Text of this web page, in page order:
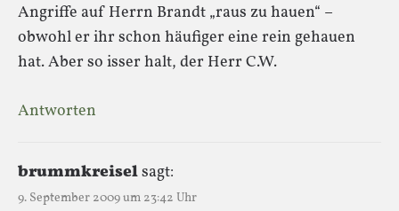
Angriffe auf Herrn Brandt „raus zu hauen“ –
obwohl er ihr schon häufiger eine rein gehauen
hat. Aber so isser halt, der Herr C.W.
Antworten
brummkreiselsagt:
9. September 2009 um 23:42 Uhr